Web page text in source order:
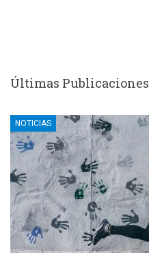
Últimas Publicaciones
NOTICIAS